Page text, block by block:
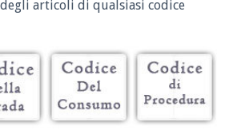
articoli di qualsiasi codice